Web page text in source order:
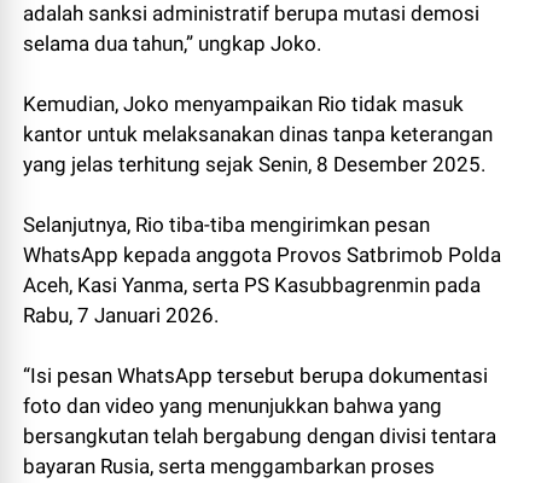
adalah sanksi administratif berupa mutasi demosi
selama dua tahun,” ungkap Joko.
Kemudian, Joko menyampaikan Rio tidak masuk
kantor untuk melaksanakan dinas tanpa keterangan
yang jelas terhitung sejak Senin, 8 Desember 2025.
Selanjutnya, Rio tiba-tiba mengirimkan pesan
WhatsApp kepada anggota Provos Satbrimob Polda
Aceh, Kasi Yanma, serta PS Kasubbagrenmin pada
Rabu, 7 Januari 2026.
“Isi pesan WhatsApp tersebut berupa dokumentasi
foto dan video yang menunjukkan bahwa yang
bersangkutan telah bergabung dengan divisi tentara
bayaran Rusia, serta menggambarkan proses